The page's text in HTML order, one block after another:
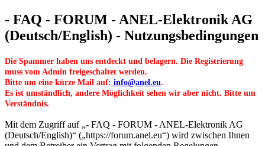
- FAQ - FORUM - ANEL-Elektronik AG
(Deutsch/English) - Nutzungsbedingungen
Die Spammer haben uns entdeckt und belagern. Die Registrierung
muss vom Admin freigeschaltet werden.
Bitte um eine kürze Mail auf: info@anel.eu.
Es ist umständlich, andere Möglichkeit sehen wir aber nicht. Bitte um
Verständnis.
Mit dem Zugriff auf „- FAQ - FORUM - ANEL-Elektronik AG
(Deutsch/English)“ („https://forum.anel.eu“) wird zwischen Ihnen